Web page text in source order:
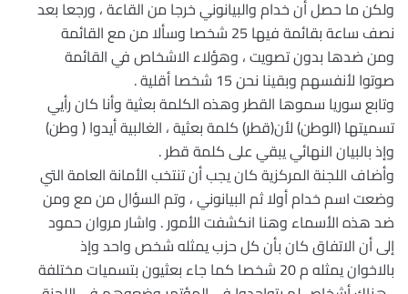
ولكن ما حصل أن خدام والبيانوني خرجا من القاعة ، ورجعا بعد
نصف ساعة بقائمة فيها 25 شخصا وسألا من مع القائمة
ومن ضدها بدون تصويت ، وهؤلاء الاشخاص في القائمة
صوتوا لأنفسهم وبقينا نحن 15 شخصا أقلية .
وتابع سوريا سموها القطر وهذه الكلمة بعثية وأنا كان رأيي
تسميتها (الوطن) لأن(قطر) كلمة بعثية ، الغالبية أيدوا ( وطن)
وإذ بالبيان النهائي يبقي على كلمة قطر .
وأضاف اللجنة المركزية كان يجب أن تنتخب الأمانة العامة التي
وضعت اسم خدام أولا ثم البيانوني ، وتم السؤال من مع ومن
ضد هذه الأسماء وهنا انكشفت الأمور . واشار مروان حمود
إلى أن الاتفاق كان بأن كل حزب يمثله شخص واحد وإذ
بالاخوان يمثله م 20 شخصا كما جاء بعثيون بتسميات مختلفة